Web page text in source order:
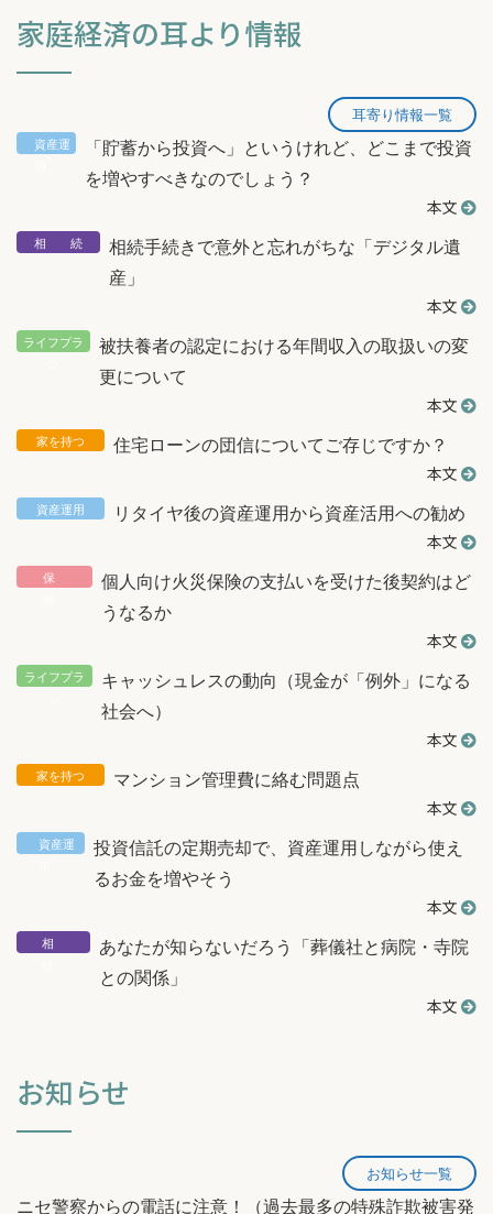
家庭経済の耳より情報
耳寄り情報一覧
「貯蓄から投資へ」というけれど、どこまで投資
を増やすべきなのでしょう？
本文
相続手続きで意外と忘れがちな「デジタル遺
産」
本文
被扶養者の認定における年間収入の取扱いの変
更について
本文
住宅ローンの団信についてご存じですか？
本文
リタイヤ後の資産運用から資産活用への勧め
本文
個人向け火災保険の支払いを受けた後契約はど
うなるか
本文
キャッシュレスの動向（現金が「例外」になる
社会へ）
本文
マンション管理費に絡む問題点
本文
投資信託の定期売却で、資産運用しながら使え
るお金を増やそう
本文
あなたが知らないだろう「葬儀社と病院・寺院
との関係」
本文
お知らせ
お知らせ一覧
ニセ警察からの電話に注意！（過去最多の特殊詐欺被害発